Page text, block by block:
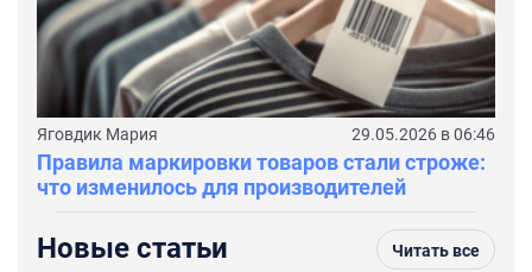
Яговдик Мария 29.05.2026 в 06:46
Правила маркировки товаров стали строже:
что изменилось для производителей
Новые статьи Читать все